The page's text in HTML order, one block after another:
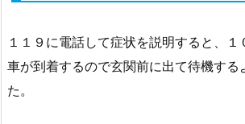
１１９に電話して症状を説明すると、１
車が到着するので玄関前に出て待機する
た。